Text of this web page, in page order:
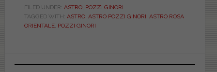
ASTRO.
ROSA
ORIENTALE.
FILED UNDER: ASTRO, POZZI GINORI
TAGGED WITH: ASTRO, ASTRO POZZI GINORI ASTRO ROSA
ORIENTALE, POZZI GINORI
Primary